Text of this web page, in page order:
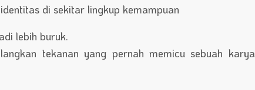
di sekitar lingkup kemampuan
lebih buruk.
tekanan yang pernah memicu sebuah karya